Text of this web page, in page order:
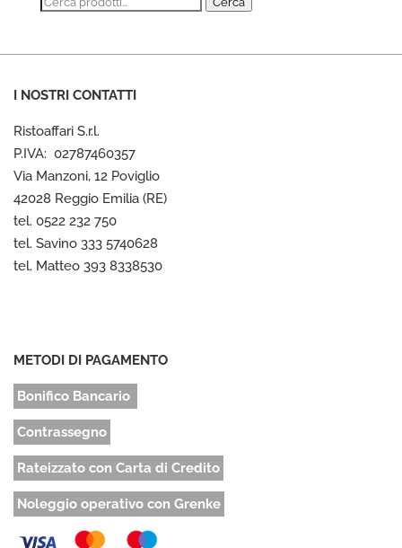
I NOSTRI CONTATTI
Ristoaffari S.r.l.
P.IVA: 02787460357
Via Manzoni, 12 Poviglio
42028 Reggio Emilia (RE)
tel. 0522 232 750
tel. Savino 333 5740628
tel. Matteo 393 8338530
METODI DI PAGAMENTO
Bonifico Bancario
Contrassegno
Rateizzato con Carta di Credito
Noleggio operativo con Grenke